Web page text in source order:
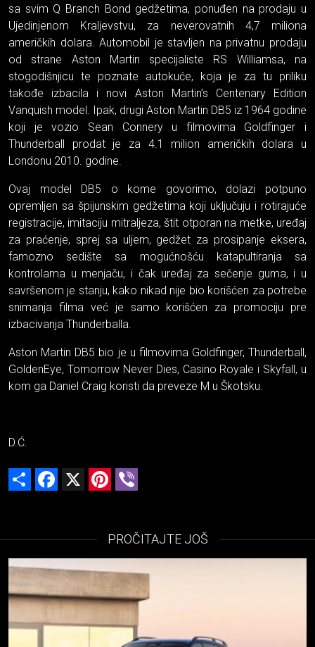
sa svim Q Branch Bond gedžetima, ponuđen na prodaju u
Ujedinjenom Kraljevstvu, za neverovatnih 4,7 miliona
američkih dolara. Automobil je stavljen na privatnu prodaju
od strane Aston Martin specijaliste RS Williamsa, na
stogodišnjicu te poznate autokuće, koja je za tu priliku
takođe izbacila i novi Aston Martin’s Centenary Edition
Vanquish model. Ipak, drugi Aston Martin DB5 iz 1964 godine
koji je vozio Sean Connery u filmovima Goldfinger i
Thunderball prodat je za 4.1 milion američkih dolara u
Londonu 2010. godine.
Ovaj model DB5 o kome govorimo, dolazi potpuno
opremljen sa špijunskim gedžetima koji uključuju i rotirajuće
registracije, imitaciju mitraljeza, štit otporan na metke, uređaj
za praćenje, sprej sa uljem, gedžet za prosipanje eksera,
famozno sedište sa mogućnošću katapultiranja sa
kontrolama u menjaču, i čak uređaj za sečenje guma, i u
savršenom je stanju, kako nikad nije bio korišćen za potrebe
snimanja filma već je samo korišćen za promociju pre
izbacivanja Thunderballa.
Aston Martin DB5 bio je u filmovima Goldfinger, Thunderball,
GoldenEye, Tomorrow Never Dies, Casino Royale i Skyfall, u
kom ga Daniel Craig koristi da preveze M u Škotsku.
D.Ć.
Share Facebook Pinterest
PROČITAJTE JOŠ